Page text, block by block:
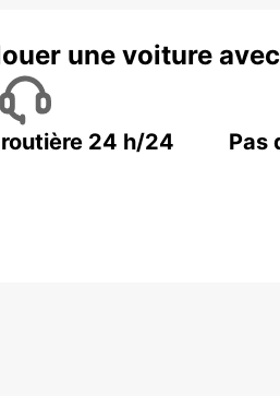
une voiture
24 h/24 Pas